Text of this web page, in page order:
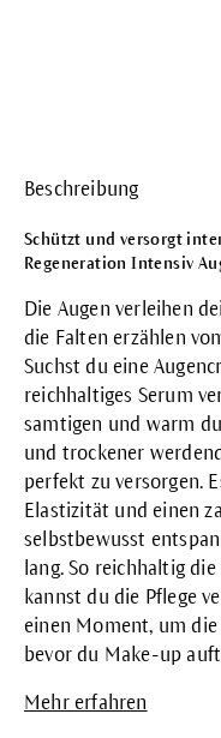
Beschreibung
Schützt und versorgt
Regeneration Intensiv
Die Augen verleihen
die Falten erzählen
Suchst du eine
reichhaltiges Serum
samtigen und warm
und trockener
perfekt zu versorgen.
Elastizität und einen
selbstbewusst
lang. So reichhaltig
kannst du die Pflege
einen Moment, um
bevor du Make-up
Mehr erfahren